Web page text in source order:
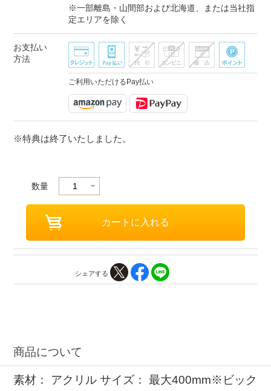
※一部離島・山間部および北海道、または当社指
定エリアを除く
お支払い
方法
ご利用いただけるPay払い
※特典は終了いたしました。
数量
シェアする
商品について
素材： アクリル サイズ： 最大400mm※ビック